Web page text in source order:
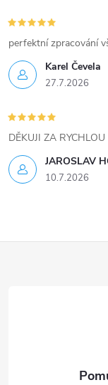
v
ý
p
i
s
u
Karel Čevela
27.7.2026
perfektní zpracování
JAROSLAV
10.7.2026
DĚKUJI ZA